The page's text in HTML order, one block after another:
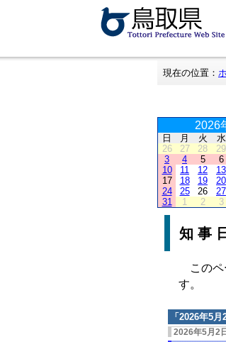
現在の位置：
2026
日 月 火 水
26
27 28 29
3
4 5 6
10
11 12 13
17
18 19 20
24
25 26 27
31
1 2 3
知事
このペ
す。
「 2026年5月
2026年5月2日